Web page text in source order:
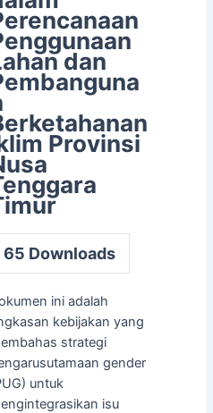
dan
Provinsi
65 Downloads
ini adalah
kebijakan yang
strategi
gender
untuk
isu